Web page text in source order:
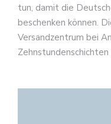
tun, damit die
beschenken können.
Versandzentrum bei